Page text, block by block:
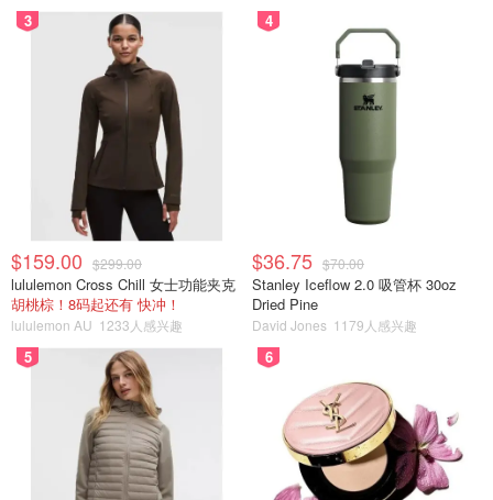
3
$159.00 $299.00
lululemon Cross Chill 女士功能夹克
胡桃棕！8码起还有 快冲！
lululemon AU 1233人感兴趣
4
$36.75 $70.00
Stanley Iceflow 2.0 吸管杯 30oz
Dried Pine
David Jones 1179人感兴趣
5 6